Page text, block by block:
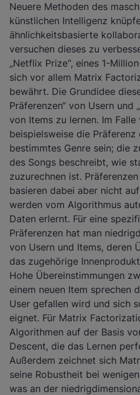
Neuere Methoden des
künstlichen Intelligenz
ähnlichkeitsbasierte
versuchen dieses zu
„Netflix Prize“, eines 1-
sich vor allem Matrix
bewährt. Die Grundidee
Präferenzen“ von Usern und
von Items zu lernen. Im
beispielsweise die Präferenz
bestimmtes Genre sein; die
des Songs beschreibt, wie
zuzurechnen ist.
basieren dabei aber nicht
werden vom Algorithmus
Daten erlernt. Für eine
Präferenzen hat man
von Usern und Items, deren
das zugehörige
Hohe Übereinstimmungen
einem neuen Item sprechen
User gefallen wird und sich
eignet. Für Matrix
Algorithmen auf der Basis
Descent, die das Lernen
Außerdem zeichnet sich
seine Robustheit bei
was an der